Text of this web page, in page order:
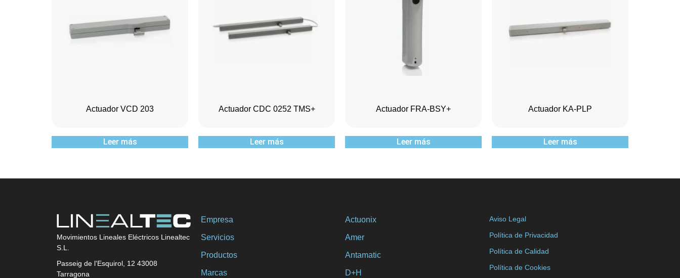
Actuador VCD 203
Leer más
Actuador CDC 0252 TMS+
Leer más
Actuador FRA-BSY+
Leer más
Actuador KA-PLP
Leer más
Movimientos Lineales Eléctricos Linealtec
S.L.
Passeig de l'Esquirol, 12 43008
Tarragona
Empresa
Servicios
Productos
Marcas
Actuonix
Amer
Antamatic
D+H
Aviso Legal
Política de Privacidad
Política de Calidad
Política de Cookies